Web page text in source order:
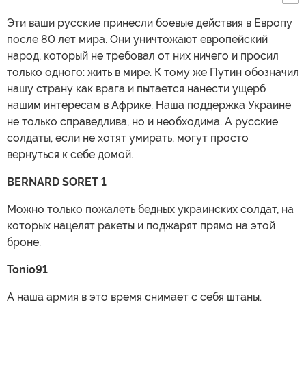
Эти ваши русские принесли боевые действия в Европу
после 80 лет мира. Они уничтожают европейский
народ, который не требовал от них ничего и просил
только одного: жить в мире. К тому же Путин обозначил
нашу страну как врага и пытается нанести ущерб
нашим интересам в Африке. Наша поддержка Украине
не только справедлива, но и необходима. А русские
солдаты, если не хотят умирать, могут просто
вернуться к себе домой.
BERNARD SORET 1
Можно только пожалеть бедных украинских солдат, на
которых нацелят ракеты и поджарят прямо на этой
броне.
Tonio91
А наша армия в это время снимает с себя штаны.